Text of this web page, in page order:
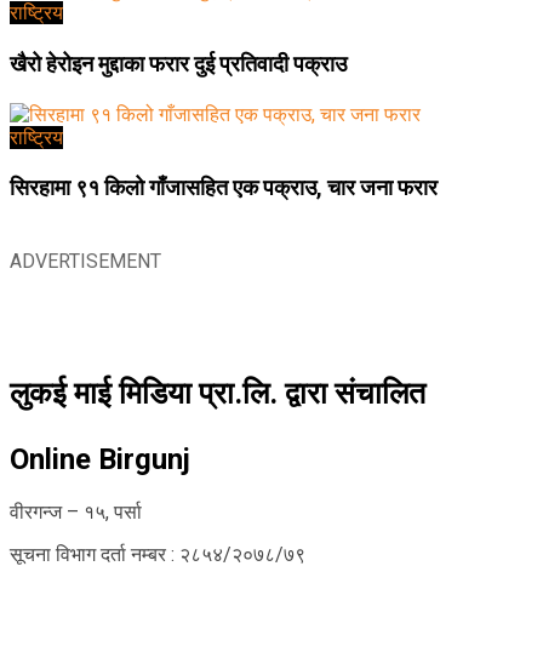
राष्ट्रिय
खैरो हेरोइन मुद्दाका फरार दुई प्रतिवादी पक्राउ
राष्ट्रिय
सिरहामा ९१ किलो गाँजासहित एक पक्राउ, चार जना फरार
ADVERTISEMENT
लुकई माई मिडिया प्रा.लि. द्वारा संचालित
Online Birgunj
वीरगन्ज – १५, पर्सा
सूचना विभाग दर्ता नम्बर : २८५४/२०७८/७९